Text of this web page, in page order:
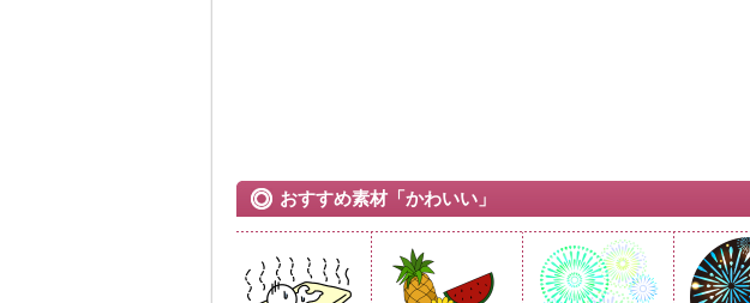
おすすめ素材「かわいい」